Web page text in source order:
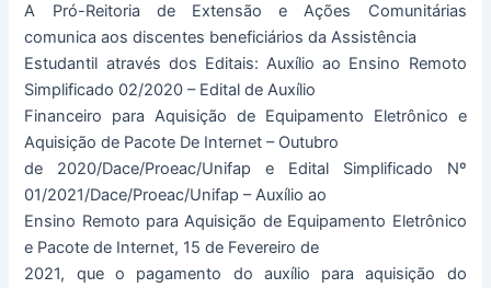
A Pró-Reitoria de Extensão e Ações Comunitárias
comunica aos discentes beneficiários da Assistência
Estudantil através dos Editais: Auxílio ao Ensino Remoto
Simplificado 02/2020 – Edital de Auxílio
Financeiro para Aquisição de Equipamento Eletrônico e
Aquisição de Pacote De Internet – Outubro
de 2020/Dace/Proeac/Unifap e Edital Simplificado Nº
01/2021/Dace/Proeac/Unifap – Auxílio ao
Ensino Remoto para Aquisição de Equipamento Eletrônico
e Pacote de Internet, 15 de Fevereiro de
2021, que o pagamento do auxílio para aquisição do